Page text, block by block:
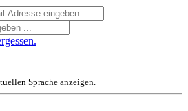
Sprache anzeigen.